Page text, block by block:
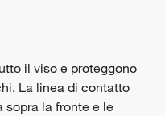
il viso e proteggono
La linea di contatto
sopra la fronte e le